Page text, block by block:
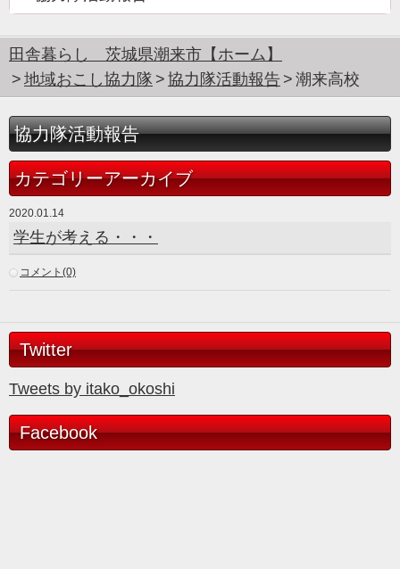
田舎暮らし 茨城県潮来市【ホーム】
地域おこし協力隊
協力隊活動報告 潮来高校
協力隊活動報告
カテゴリーアーカイブ
2020.01.14
学生が考える・・・
コメント(0)
Twitter
Tweets by itako_okoshi
Facebook